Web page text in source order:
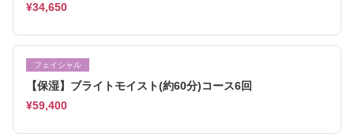
¥34,650
フェイシャル
【保湿】ブライトモイスト(約60分)コース6回
¥59,400